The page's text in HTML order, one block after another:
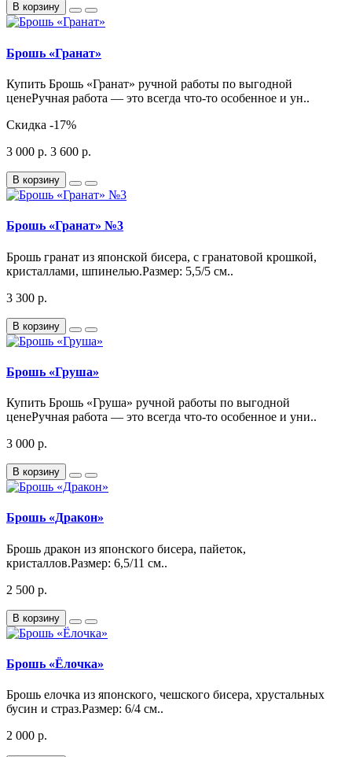
В корзину
Брошь «Гранат»
Купить Брошь «Гранат» ручной работы по выгодной
ценеРучная работа — это всегда что-то особенное и ун..
Скидка -17%
3 000 р. 3 600 р.
В корзину
Брошь «Гранат» №3
Брошь гранат из японской бисера, с гранатовой крошкой,
кристаллами, шпинелью.Размер: 5,5/5 см..
3 300 р.
В корзину
Брошь «Груша»
Купить Брошь «Груша» ручной работы по выгодной
ценеРучная работа — это всегда что-то особенное и уни..
3 000 р.
В корзину
Брошь «Дракон»
Брошь дракон из японского бисера, пайеток,
кристаллов.Размер: 6,5/11 см..
2 500 р.
В корзину
Брошь «Ёлочка»
Брошь елочка из японского, чешского бисера, хрустальных
бусин и страз.Размер: 6/4 см..
2 000 р.